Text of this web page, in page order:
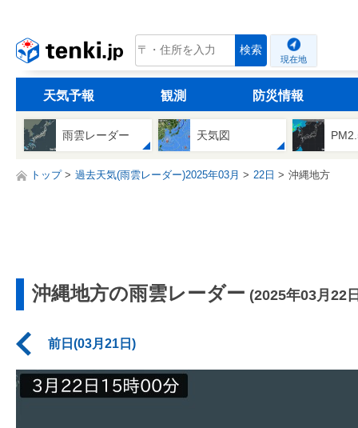
tenki.jp 検索
現在地
天気予報 観測 防災情報
雨雲レーダー 天気図
トップ 過去天気(雨雲レーダー)2025年03月 22日 沖縄地方
沖縄地方の雨雲レーダー (2025年03月22
前日(03月21日)